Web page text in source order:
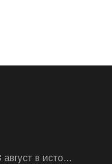
в исто...